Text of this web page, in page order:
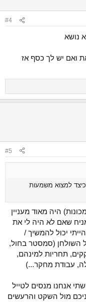
#4
נושא
ואם יש לך כסף אז
#5
למצוא משמעות
היה מאוד מעניין
שאם לא היה לי את
יכול להמשיך /
השולחן (סמסטר בחול,
תחריות למינהם,
עבודת מחקר...)
אנחנו מנסים לטייל
מול השקט והרעשים